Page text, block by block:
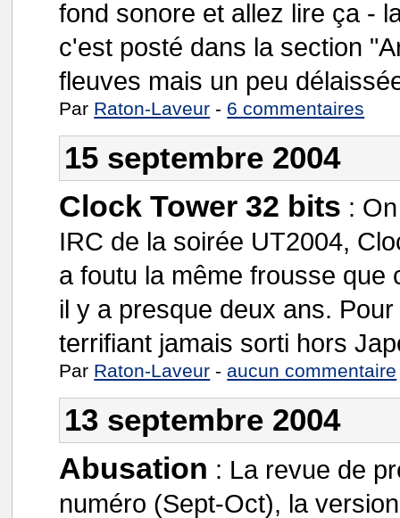
fond sonore et allez lire ça -
c'est posté dans la section
fleuves mais un peu
Par Raton-Laveur - 6 commentaires
15 septembre 2004
Clock Tower 32 bits :
IRC de la soirée UT2004,
a foutu la même frousse que
il y a presque deux ans.
terrifiant jamais sorti hors
Par Raton-Laveur - aucun commentaire
13 septembre 2004
Abusation : La revue de
numéro (Sept-Oct), la